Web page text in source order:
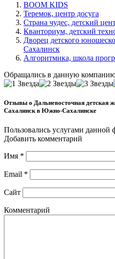
BOOM KIDS
Теремок, центр досуга
Страна чудес, детский
Кванториум, детский
Дворец детского
Сахалинск
Алгоритмика, школа
Обращались в данную
Отзывы о Дальневосточная детская
Сахалинск в Южно-Сахалинске
Пользовались услугами данной
Добавить комментарий
Имя *
Email *
Сайт
Комментарий